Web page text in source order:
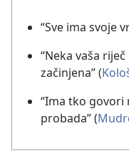
“Sve ima svoje
“Neka vaša
začinjena” (
“Ima tko govori
probada” (